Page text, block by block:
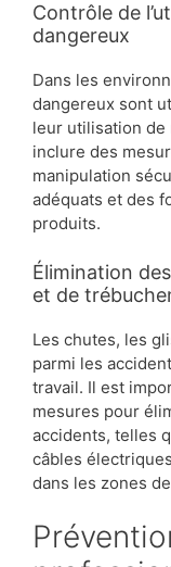
Contrôle de l’utilisation des produits
dangereux
Dans les
dangereux sont
leur utilisation de
inclure des
manipulation
adéquats et des
produits.
Élimination des sources de chutes, glissades
et de
Les chutes, les
parmi les
travail. Il est
mesures pour
accidents, telles
câbles
dans les zones
Prévention des maladies